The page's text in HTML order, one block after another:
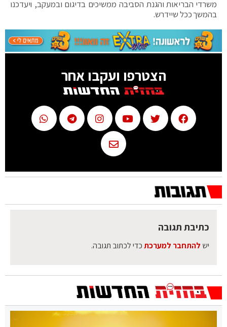
משרדי הבריאות והגנת הסביבה ממשיכים בדיגום ובמעקב, ויעדכנו
בהמשך ככל שיידרש.
הצטרפו ועקבו אחר
כתיבת תגובה
יש להתחבר למערכתכדי לכתוב תגובה.